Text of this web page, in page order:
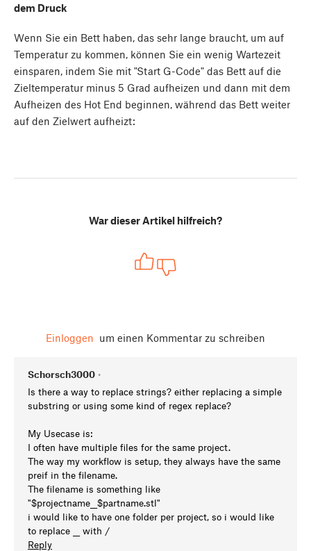
dem Druck
Wenn Sie ein Bett haben, das sehr lange braucht, um auf
Temperatur zu kommen, können Sie ein wenig Wartezeit
einsparen, indem Sie mit "Start G-Code" das Bett auf die
Zieltemperatur minus 5 Grad aufheizen und dann mit dem
Aufheizen des Hot End beginnen, während das Bett weiter
auf den Zielwert aufheizt:
War dieser Artikel hilfreich?
Einloggen um einen Kommentar zu schreiben
Schorsch3000 •
Is there a way to replace strings? either replacing a simple
substring or using some kind of regex replace?
My Usecase is:
I often have multiple files for the same project.
The way my workflow is setup, they always have the same
preif in the filename.
The filename is something like
"$projectname__$partname.stl"
i would like to have one folder per project, so i would like
to replace __ with /
Reply